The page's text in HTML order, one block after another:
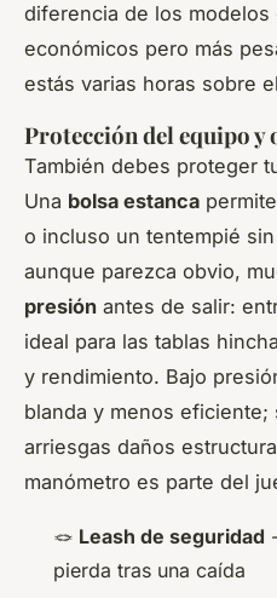
diferencia de los modelos
económicos pero más
estás varias horas sobre
Protección del equipo y
También debes proteger
Una bolsa estanca
o incluso un tentempié
aunque parezca obvio,
presión antes de salir:
ideal para las tablas
y rendimiento. Bajo
blanda y menos
arriesgas daños
manómetro es parte del
🪢 Leash de seguridad
pierda tras una caída